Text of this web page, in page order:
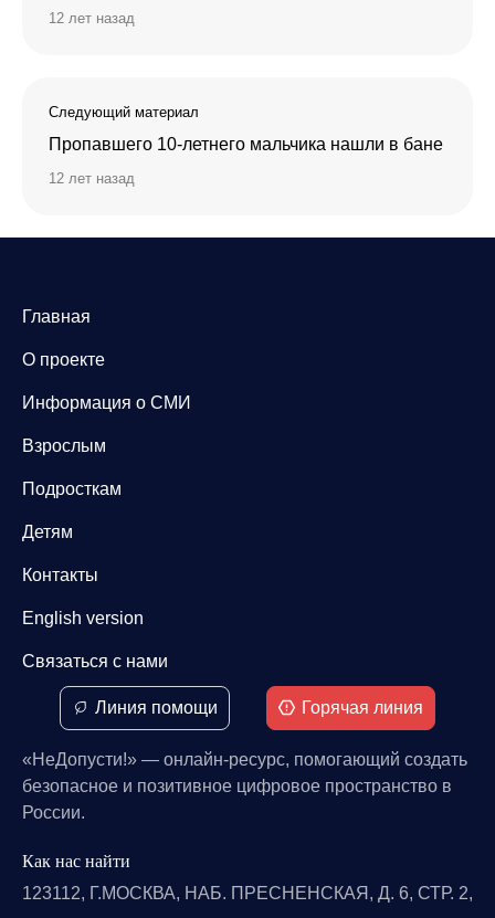
12 лет назад
Следующий материал
Пропавшего 10-летнего мальчика нашли в бане
12 лет назад
Главная
О проекте
Информация о СМИ
Взрослым
Подросткам
Детям
Контакты
English version
Связаться с нами
Линия помощи Горячая линия
«НеДопусти!» — онлайн-ресурс, помогающий создать
безопасное и позитивное цифровое пространство в
России.
Как нас найти
123112, Г.МОСКВА, НАБ. ПРЕСНЕНСКАЯ, Д. 6, СТР. 2,